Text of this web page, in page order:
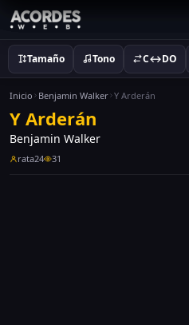
Tamaño Tono C↔DO
Inicio Benjamin Walker Y Arderán
Y Arderán
Benjamin Walker
rata24 31